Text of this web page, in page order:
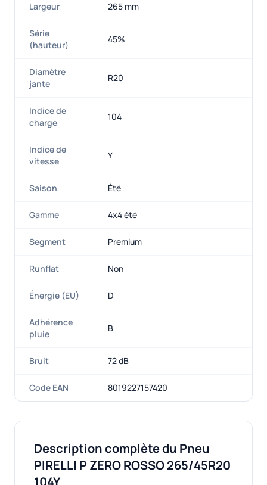
Largeur 265 mm
Série
(hauteur)
45%
Diamètre
jante
R20
Indice de
charge
104
Indice de
vitesse
Y
Saison Été
Gamme 4x4 été
Segment Premium
Runflat Non
Énergie (EU) D
Adhérence
pluie
B
Bruit 72 dB
Code EAN 8019227157420
Description complète du Pneu
PIRELLI P ZERO ROSSO 265/45R20
104Y